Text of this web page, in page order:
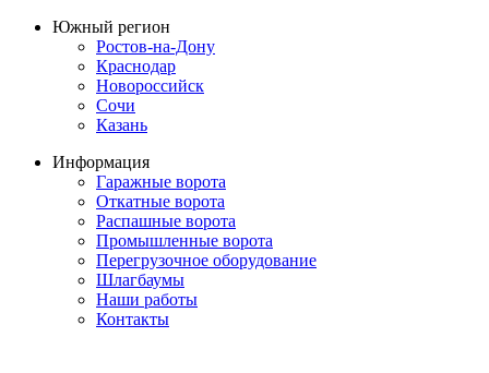
Южный регион
Ростов-на-Дону
Краснодар
Новороссийск
Сочи
Казань
Информация
Гаражные ворота
Откатные ворота
Распашные ворота
Промышленные ворота
Перегрузочное оборудование
Шлагбаумы
Наши работы
Контакты